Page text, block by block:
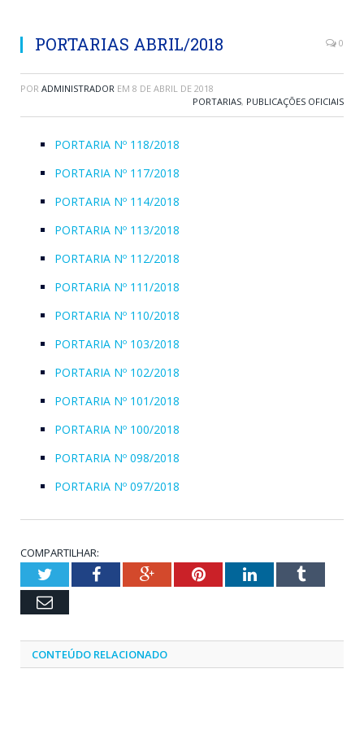
PORTARIAS ABRIL/2018 0
POR ADMINISTRADOR EM 8 DE ABRIL DE 2018
PORTARIAS, PUBLICAÇÕES OFICIAIS
PORTARIA Nº 118/2018
PORTARIA Nº 117/2018
PORTARIA Nº 114/2018
PORTARIA Nº 113/2018
PORTARIA Nº 112/2018
PORTARIA Nº 111/2018
PORTARIA Nº 110/2018
PORTARIA Nº 103/2018
PORTARIA Nº 102/2018
PORTARIA Nº 101/2018
PORTARIA Nº 100/2018
PORTARIA Nº 098/2018
PORTARIA Nº 097/2018
COMPARTILHAR:
TwitterFacebookGoogle+PinterestLinkedInTumblr
Email
CONTEÚDO RELACIONADO